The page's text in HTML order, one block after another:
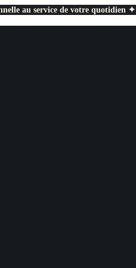
au service de votre quotidien